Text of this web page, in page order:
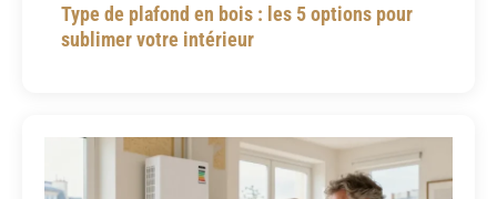
Type de plafond en bois : les 5 options pour
sublimer votre intérieur